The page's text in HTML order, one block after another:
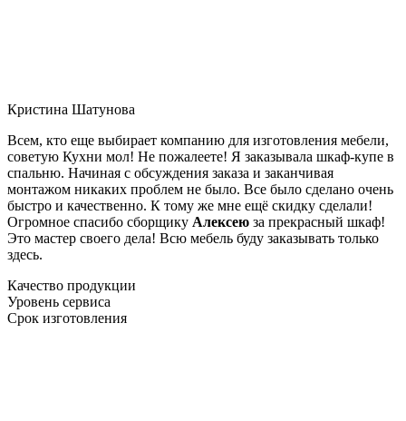
Кристина Шатунова
Всем, кто еще выбирает компанию для изготовления мебели,
советую Кухни мол! Не пожалеете! Я заказывала шкаф-купе в
спальню. Начиная с обсуждения заказа и заканчивая
монтажом никаких проблем не было. Все было сделано очень
быстро и качественно. К тому же мне ещё скидку сделали!
Огромное спасибо сборщику Алексею за прекрасный шкаф!
Это мастер своего дела! Всю мебель буду заказывать только
здесь.
Качество продукции
Уровень сервиса
Срок изготовления